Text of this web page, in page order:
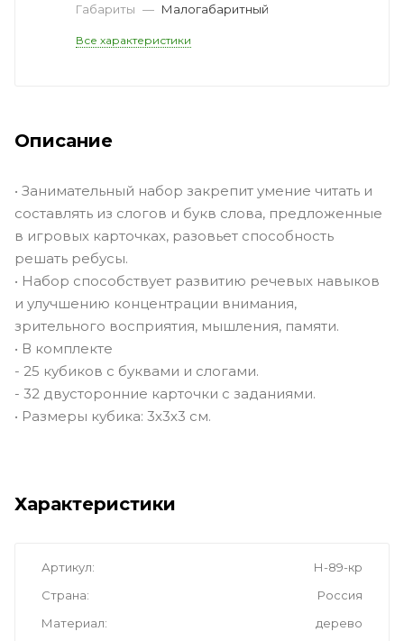
Габариты — Малогабаритный
Все характеристики
Описание
• Занимательный набор закрепит умение читать и
составлять из слогов и букв слова, предложенные
в игровых карточках, разовьет способность
решать ребусы.
• Набор способствует развитию речевых навыков
и улучшению концентрации внимания,
зрительного восприятия, мышления, памяти.
• В комплекте
- 25 кубиков с буквами и слогами.
- 32 двусторонние карточки с заданиями.
• Размеры кубика: 3х3х3 см.
Характеристики
Артикул
Н-89-кр
Страна
Россия
Материал
дерево